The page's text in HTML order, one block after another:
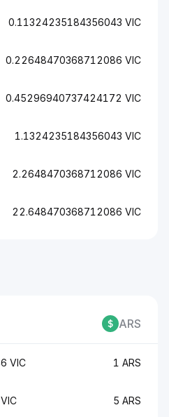
ARS
VIC 1 ARS
5 ARS
0.11324235184356043 VIC
0.22648470368712086 VIC
0.45296940737424172 VIC
1.1324235184356043 VIC
2.2648470368712086 VIC
22.648470368712086 VIC